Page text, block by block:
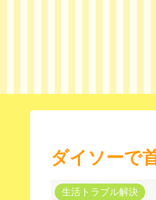
ダイソーで
生活トラブル解決